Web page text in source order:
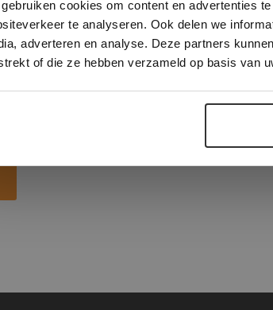
cookies om content en advertenties
te analyseren. Ook delen we
adverteren en analyse. Deze partners
of die ze hebben verzameld op basis van
Stad ALLES